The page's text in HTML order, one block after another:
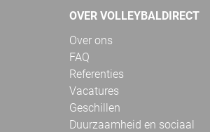
OVER VOLLEYBALDIRECT
Over ons
FAQ
Referenties
Vacatures
Geschillen
Duurzaamheid en sociaal